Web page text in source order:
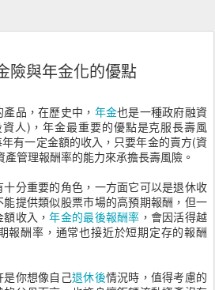
險與年金化的優點
品，在歷史中， 年金也是一種政府融資
人)，年金最重要的優點是克服長壽風
有一定金額的收入，只要年金的賣方(資
管理報酬率的能力來承擔長壽風險。
分重要的角色，一方面它可以是退休收
提供類似股票市場的高預期報酬，但一
額收入，年金的最後報酬率 ，會因活得越
報酬率，通常也接近於短期定存的報酬
是你想像自己退休後情況時，值得考慮的